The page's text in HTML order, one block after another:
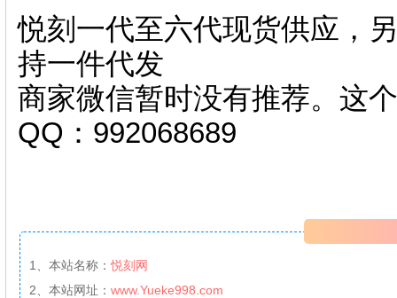
悦刻一代至六代现货供应，
持一件代发
商家微信暂时没有推荐。这
QQ：992068689
1、本站名称：悦刻网
2、本站网址： www.Yueke998.com